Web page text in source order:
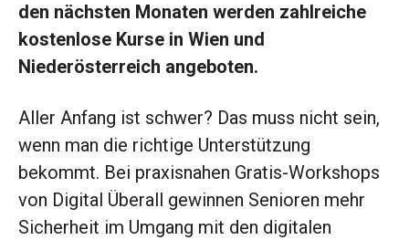
den nächsten Monaten werden zahlreiche
kostenlose Kurse in Wien und
Niederösterreich angeboten.
Aller Anfang ist schwer? Das muss nicht sein,
wenn man die richtige Unterstützung
bekommt. Bei praxisnahen Gratis-Workshops
von Digital Überall gewinnen Senioren mehr
Sicherheit im Umgang mit den digitalen